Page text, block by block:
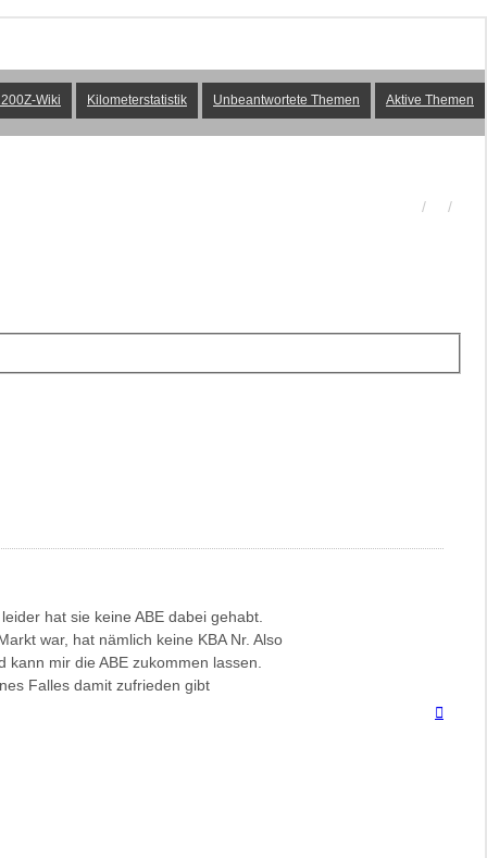
Wiki Kilometerstatistik Unbeantwortete Themen Aktive Themen
hat sie keine ABE dabei gehabt.
war, hat nämlich keine KBA Nr. Also
mir die ABE zukommen lassen.
Falles damit zufrieden gibt
oben